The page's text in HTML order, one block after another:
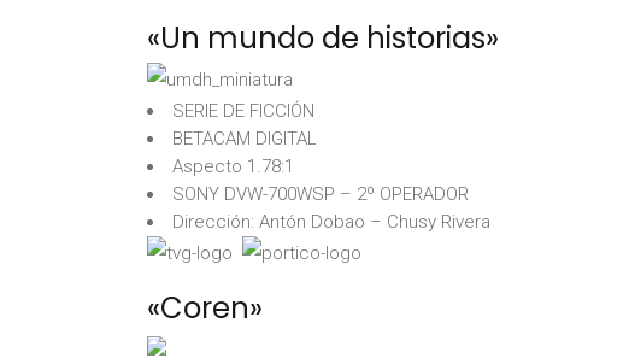
«Un mundo de historias»
SERIE DE FICCIÓN
BETACAM DIGITAL
Aspecto 1.78:1
SONY DVW-700WSP – 2º OPERADOR
Dirección: Antón Dobao – Chusy Rivera
«Coren»